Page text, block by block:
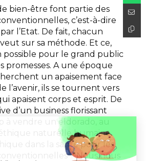
bien-être font partie des
c’est-à-dire
l’Etat. De fait, chacun
sur sa méthode. Et ce,
possible pour le grand public
promesses. A une époque
un apaisement face
l’avenir, ils se tournent vers
apaisent corps et esprit. De
d’un business florissant
à vendre un eldorado, au
naturelle humaine.
dans la santé pour les
? Nous nous